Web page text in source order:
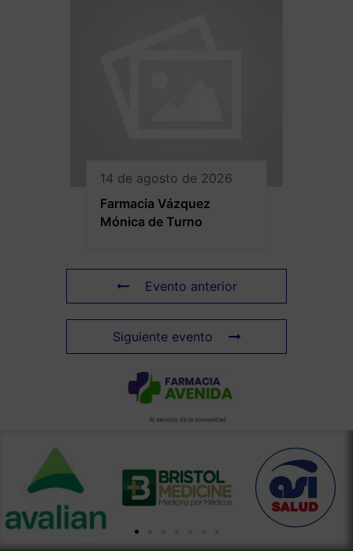
14 de agosto de 2026
Farmacia Vázquez
Mónica de Turno
Evento anterior
Siguiente evento
Al servicio de la comunidad